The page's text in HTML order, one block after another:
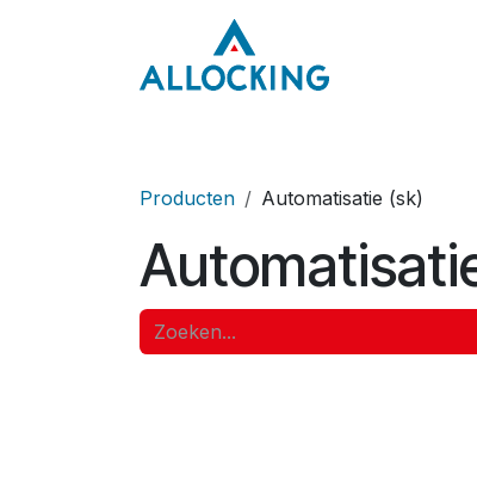
Producten Automatisatie (sk)